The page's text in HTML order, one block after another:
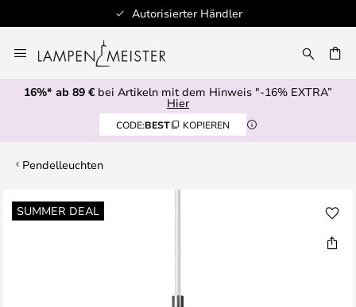
Autorisierter Händler
Inhalt
springen
16%* ab 89 € bei Artikeln mit dem Hinweis "-16% EXTRA”
Hier
CODE:BEST KOPIEREN
Pendelleuchten
SUMMER DEAL
Zum
Ende